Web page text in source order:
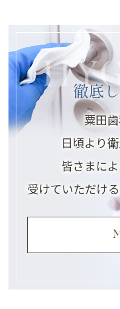
徹底
粟田歯
日頃より
皆さまに
受けていただけ